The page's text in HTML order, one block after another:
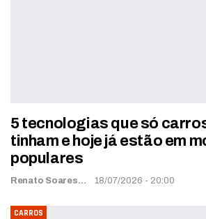
5 tecnologias que só
tinham e hoje já estão em
populares
Renato Soares 18/07/2026 - 20:00
CARROS